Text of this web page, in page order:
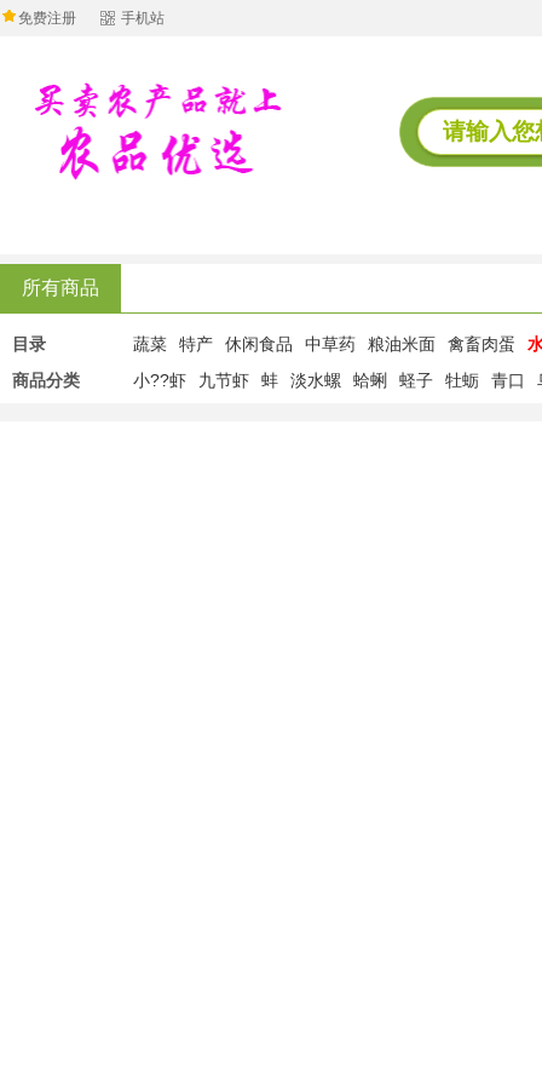
免费注册 手机站
所有商品
目录 蔬菜 特产 休闲食品 中草药 粮油米面 禽畜肉蛋
商品分类
小??虾 九节虾 蚌 淡水螺 蛤蜊 蛏子 牡蛎 青口